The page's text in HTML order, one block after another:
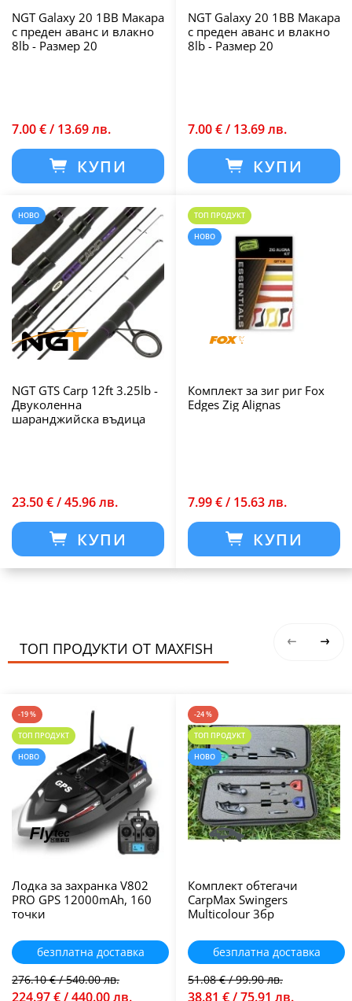
NGT Galaxy 20 1BB Макара
с преден аванс и влакно
8lb - Размер 20
7.00 € / 13.69 лв.
КУПИ
NGT Galaxy 20 1BB Макара
с преден аванс и влакно
8lb - Размер 20
7.00 € / 13.69 лв.
КУПИ
НОВО
NGT GTS Carp 12ft 3.25lb -
Двуколенна
шаранджийска въдица
23.50 € / 45.96 лв.
КУПИ
ТОП ПРОДУКТ
НОВО
Комплект за зиг риг Fox
Edges Zig Alignas
7.99 € / 15.63 лв.
КУПИ
ТОП ПРОДУКТИ ОТ MAXFISH
-19 %
ТОП ПРОДУКТ
НОВО
Лодка за захранка V802
PRO GPS 12000mAh, 160
точки
безплатна доставка
276.10 € / 540.00 лв.
224.97 € / 440.00 лв.
-24 %
ТОП ПРОДУКТ
НОВО
Комплект обтегачи
CarpMax Swingers
Multicolour 3бр
безплатна доставка
51.08 € / 99.90 лв.
38.81 € / 75.91 лв.